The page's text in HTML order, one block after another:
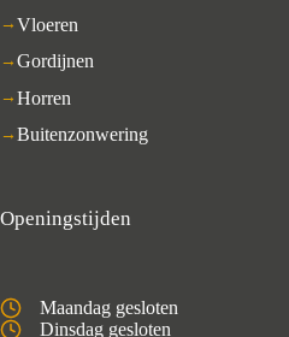
Vloeren
Gordijnen
Horren
Buitenzonwering
Openingstijden
Maandag gesloten
Dinsdag gesloten